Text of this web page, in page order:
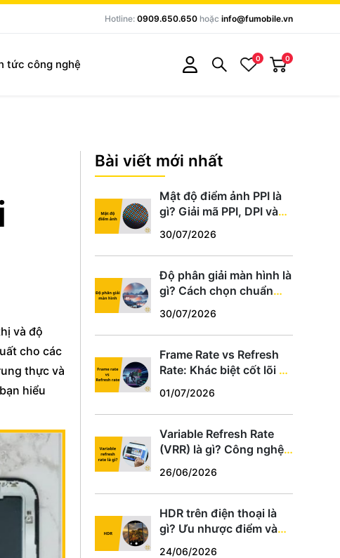
Hotline: 0909.650.650 hoặc info@fumobile.vn
tức công nghệ 0 0
và độ
cho các
thực và
hiểu
Bài viết mới nhất
Mật độ điểm ảnh PPI là
gì? Giải mã PPI, DPI và
chuẩn
30/07/2026
Độ phân giải màn hình là
gì? Cách chọn chuẩn
hợp
30/07/2026
Frame Rate vs Refresh
Rate: Khác biệt cốt lõi và
hợp
01/07/2026
Variable Refresh Rate
(VRR) là gì? Công nghệ
thủ PC, PS5, Xbox
26/06/2026
HDR trên điện thoại là
gì? Ưu nhược điểm và
24/06/2026